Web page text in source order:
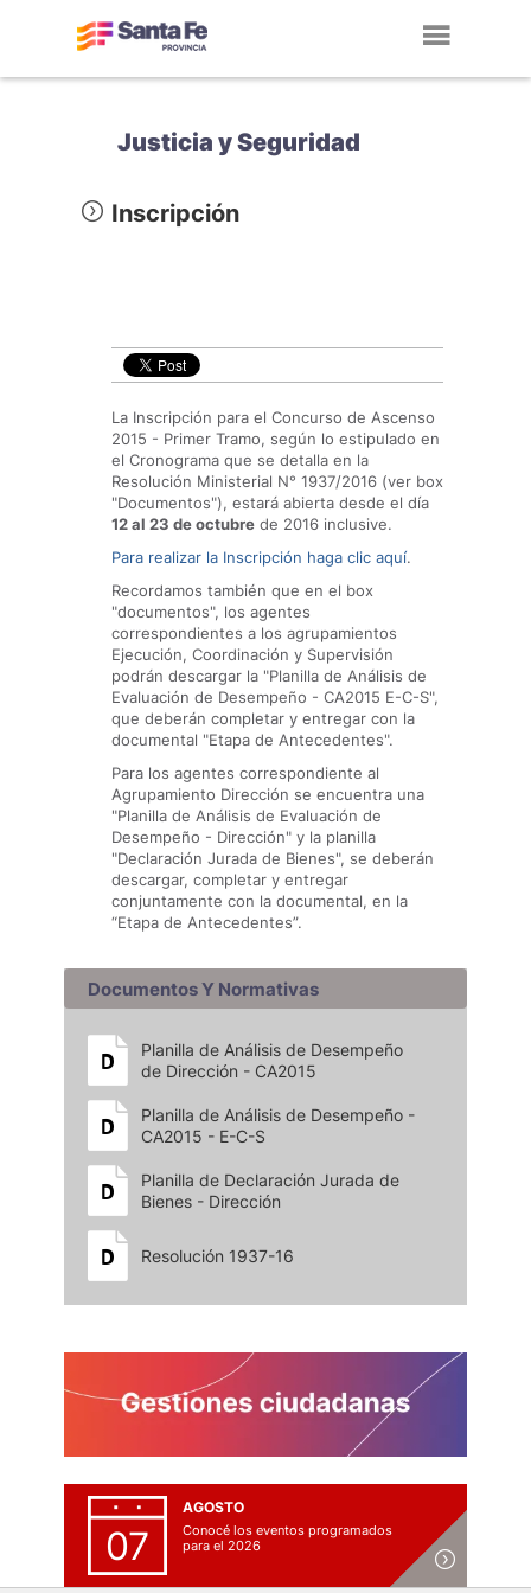
Justicia y Seguridad
Inscripción
La Inscripción para el Concurso de Ascenso
2015 - Primer Tramo, según lo estipulado en
el Cronograma que se detalla en la
Resolución Ministerial N° 1937/2016 (ver box
"Documentos"), estará abierta desde el día
12 al 23 de octubre de 2016 inclusive.
Para realizar la Inscripción haga clic aquí.
Recordamos también que en el box
"documentos", los agentes
correspondientes a los agrupamientos
Ejecución, Coordinación y Supervisión
podrán descargar la "Planilla de Análisis de
Evaluación de Desempeño - CA2015 E-C-S",
que deberán completar y entregar con la
documental "Etapa de Antecedentes".
Para los agentes correspondiente al
Agrupamiento Dirección se encuentra una
"Planilla de Análisis de Evaluación de
Desempeño - Dirección" y la planilla
"Declaración Jurada de Bienes", se deberán
descargar, completar y entregar
conjuntamente con la documental, en la
“Etapa de Antecedentes”.
Documentos Y Normativas
Planilla de Análisis de Desempeño
de Dirección - CA2015
Planilla de Análisis de Desempeño -
CA2015 - E-C-S
Planilla de Declaración Jurada de
Bienes - Dirección
Resolución 1937-16
07
AGOSTO
Conocé los eventos programados
para el 2026